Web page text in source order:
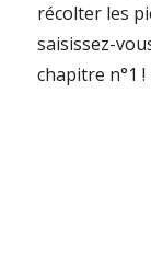
récolter les
saisissez-
chapitre n°1 !